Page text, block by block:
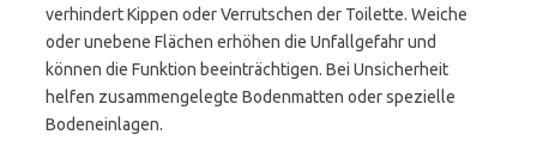
verhindert Kippen oder Verrutschen der Toilette. Weiche
oder unebene Flächen erhöhen die Unfallgefahr und
können die Funktion beeinträchtigen. Bei Unsicherheit
helfen zusammengelegte Bodenmatten oder spezielle
Bodeneinlagen.